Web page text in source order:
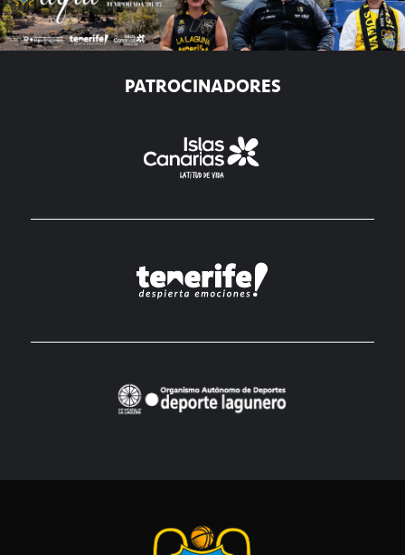
PATROCINADORES